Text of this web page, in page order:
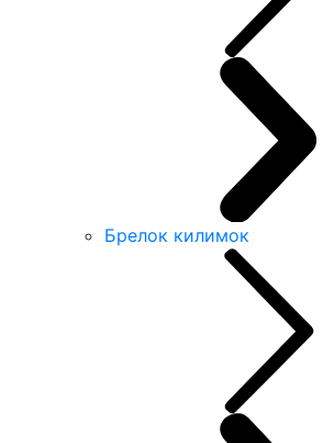
Брелок килимок